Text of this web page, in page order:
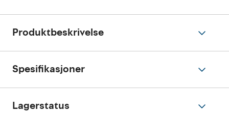
Produktbeskrivelse
Spesifikasjoner
Lagerstatus